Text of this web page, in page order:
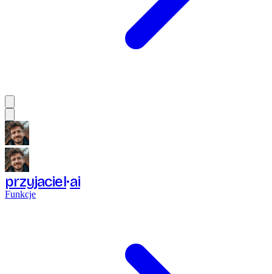
przyjaciel ai
Funkcje